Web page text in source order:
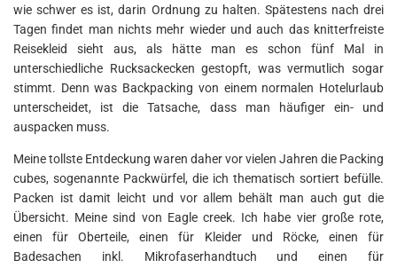
wie schwer es ist, darin Ordnung zu halten. Spätestens nach drei
Tagen findet man nichts mehr wieder und auch das knitterfreiste
Reisekleid sieht aus, als hätte man es schon fünf Mal in
unterschiedliche Rucksackecken gestopft, was vermutlich sogar
stimmt. Denn was Backpacking von einem normalen Hotelurlaub
unterscheidet, ist die Tatsache, dass man häufiger ein- und
auspacken muss.
Meine tollste Entdeckung waren daher vor vielen Jahren die Packing
cubes, sogenannte Packwürfel, die ich thematisch sortiert befülle.
Packen ist damit leicht und vor allem behält man auch gut die
Übersicht. Meine sind von Eagle creek. Ich habe vier große rote,
einen für Oberteile, einen für Kleider und Röcke, einen für
Badesachen inkl. Mikrofaserhandtuch und einen für